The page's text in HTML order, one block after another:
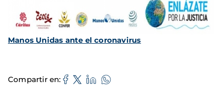
Manos Unidas ante el coronavirus
Compartir en